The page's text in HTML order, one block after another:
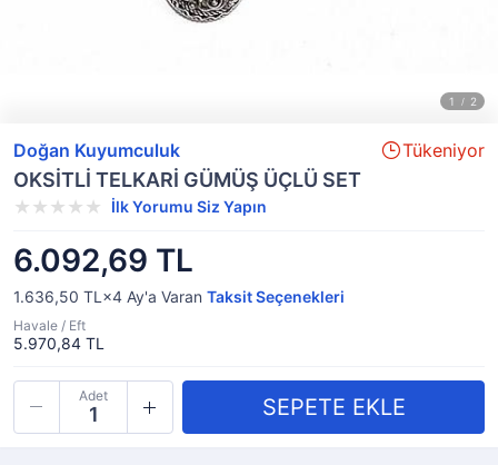
Doğan Kuyumculuk Tükeniyor
OKSİTLİ TELKARİ GÜMÜŞ ÜÇLÜ SET
İlk Yorumu Siz Yapın
6.092,69 TL
1.636,50 TL×4 Ay'a Varan Taksit Seçenekleri
Havale / Eft
5.970,84 TL
Adet